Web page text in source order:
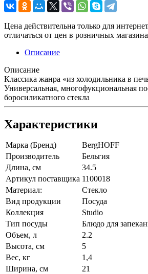
Цена действительна только для
отличаться от цен в розничных
Описание
Описание
Классика жанра «из холодильника в
Универсальная, многофукциональная
боросиликатного стекла
Характеристики
Марка (Бренд)
BergHOFF
Производитель
Бельгия
Длина, см
34.5
Артикул поставщика 1100018
Материал:
Стекло
Вид продукции
Посуда
Коллекция
Studio
Тип посуды
Блюдо для
Объем, л
2.2
Высота, см
5
Вес, кг
1,4
Ширина, см
21